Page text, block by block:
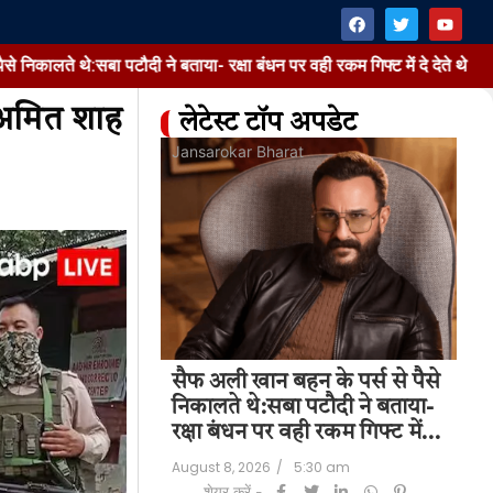
पटौदी ने बताया- रक्षा बंधन पर वही रकम गिफ्ट में दे देते थे सैफ अली
शाह
लेटेस्ट टॉप अपडेट
के पर्स से पैसे
ने बताया-
रकम गिफ्ट में…
am
Jansarokar Bharat
सैफ अली खान बहन के पर्स से पैसे
निकालते थे:सबा पटौदी ने बताया-
रक्षा बंधन पर वही रकम गिफ्ट में…
August 8, 2026 /
5:30 am